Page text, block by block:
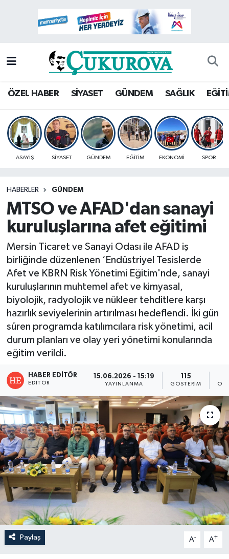
ÖZEL HABER SİYASET GÜNDEM SAĞLIK
ASAYİŞ SİYASET GÜNDEM EĞİTİM EKONOMİ SPOR
HABERLER GÜNDEM
MTSO ve AFAD'dan sanayi
kuruluşlarına afet eğitimi
Mersin Ticaret ve Sanayi Odası ile AFAD iş
birliğinde düzenlenen ‘Endüstriyel Tesislerde
Afet ve KBRN Risk Yönetimi Eğitim'nde, sanayi
kuruluşlarının muhtemel afet ve kimyasal,
biyolojik, radyolojik ve nükleer tehditlere karşı
hazırlık seviyelerinin artırılması hedeflendi. İki gün
süren programda katılımcılara risk yönetimi, acil
durum planları ve olay yeri yönetimi konularında
eğitim verildi.
HABER EDITÖR
EDITÖR
15.06.2026 - 15:19
YAYINLANMA
115
GÖSTERIM
Paylaş A- A+
Mersin Hava Durumu
Mersin Namaz Vakitleri
Mersin Trafik Yoğunluk Haritası
Süper Lig Puan Durumu ve Fikstür
Haber Arşivi